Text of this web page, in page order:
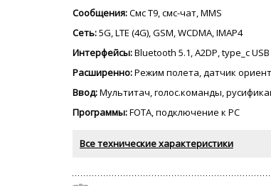
Сообщения:Смс Т9, смс-чат, MMS
Сеть:5G, LTE (4G), GSM, WCDMA, IMAP4
Интерфейсы:Bluetooth 5.1, A2DP, type_c
Расширенно:Режим полета, датчик
Ввод:Мультитач, голос.команды,
Программы:FOTA, подключение к PC
Все технические характеристики